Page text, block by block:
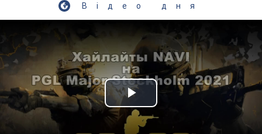
Відео дня
Play Video